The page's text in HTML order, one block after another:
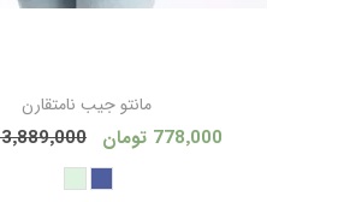
مانتو جيب نامتقارن
778٬000 تومان 3٬889٬000 تومان